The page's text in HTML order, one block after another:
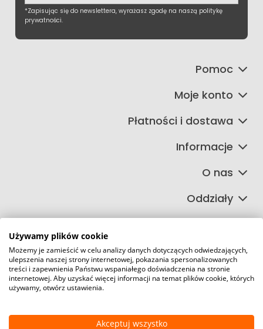
*Zapisując się do newslettera, wyrażasz zgodę na naszą politykę
prywatności.
Pomoc
Moje konto
Płatności i dostawa
Informacje
O nas
Oddziały
©2026 Wszelkie Prawa Zastrzeżone | FIRETECH Stacjonarny i
internetowy sklep przeciwpożarowy
Szablon Master by
Używamy plików cookie
Możemy je zamieścić w celu analizy danych dotyczących odwiedzających,
ulepszenia naszej strony internetowej, pokazania spersonalizowanych
treści i zapewnienia Państwu wspaniałego doświadczenia na stronie
internetowej. Aby uzyskać więcej informacji na temat plików cookie, których
używamy, otwórz ustawienia.
Akceptuj wszystko